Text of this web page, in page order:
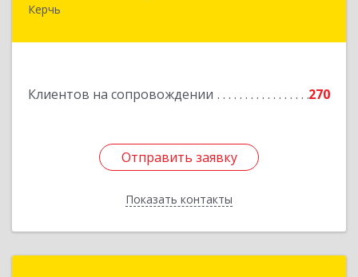
Керчь
Клиентов на сопровождении 270
Отправить заявку
Показать контакты
298330, Крым Респ, Керчь г, Адмиралтейский
Отправить заявку
Назад